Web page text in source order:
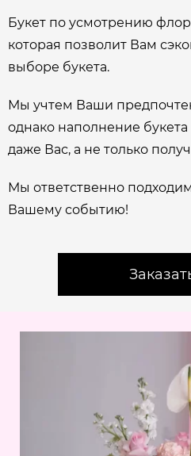
Букет по усмотрению
которая позволит Вам
выборе букета.
Мы учтем Ваши
однако наполнение
даже Вас, а не только
Мы ответственно
Вашему событию!